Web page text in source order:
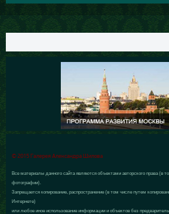
© 2015 Галерея Александра Шилова
Все материалы данного сайта являются объектами авторского права (в
фотографии).
Запрещается копирование, распространение (в том числе путем
Интернете)
или любое иное использование информации и объектов без